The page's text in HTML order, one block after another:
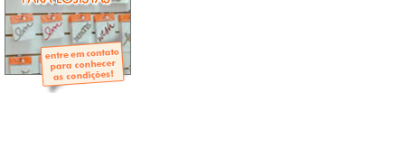
Álbuns
- Mini-Álbuns
- Páginas Mini
- Páginas Scrap
- Argolas